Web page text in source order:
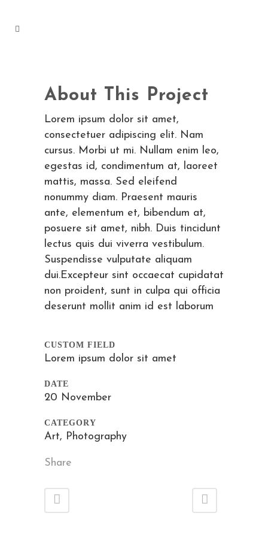
About This Project
Lorem ipsum dolor sit amet,
consectetuer adipiscing elit. Nam
cursus. Morbi ut mi. Nullam enim leo,
egestas id, condimentum at, laoreet
mattis, massa. Sed eleifend
nonummy diam. Praesent mauris
ante, elementum et, bibendum at,
posuere sit amet, nibh. Duis tincidunt
lectus quis dui viverra vestibulum.
Suspendisse vulputate aliquam
dui.Excepteur sint occaecat cupidatat
non proident, sunt in culpa qui officia
deserunt mollit anim id est laborum
CUSTOM FIELD
Lorem ipsum dolor sit amet
DATE
20 November
CATEGORY
Art, Photography
Share